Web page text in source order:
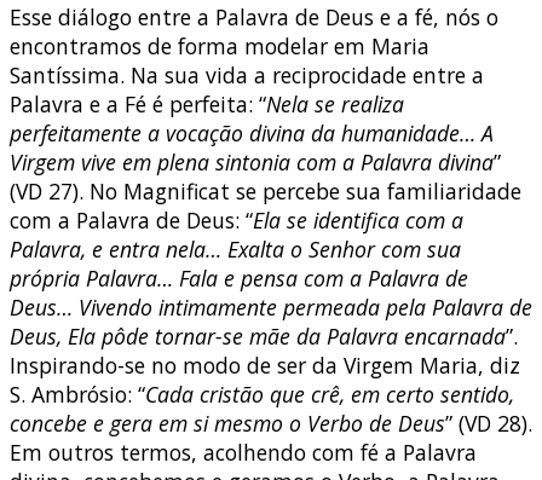
Esse diálogo entre a Palavra de Deus e a fé, nós o
encontramos de forma modelar em Maria
Santíssima. Na sua vida a reciprocidade entre a
Palavra e a Fé é perfeita: “Nela se realiza
perfeitamente a vocação divina da humanidade… A
Virgem vive em plena sintonia com a Palavra divina”
(VD 27). No Magnificat se percebe sua familiaridade
com a Palavra de Deus: “Ela se identifica com a
Palavra, e entra nela… Exalta o Senhor com sua
própria Palavra… Fala e pensa com a Palavra de
Deus… Vivendo intimamente permeada pela Palavra de
Deus, Ela pôde tornar-se mãe da Palavra encarnada”.
Inspirando-se no modo de ser da Virgem Maria, diz
S. Ambrósio: “Cada cristão que crê, em certo sentido,
concebe e gera em si mesmo o Verbo de Deus” (VD 28).
Em outros termos, acolhendo com fé a Palavra